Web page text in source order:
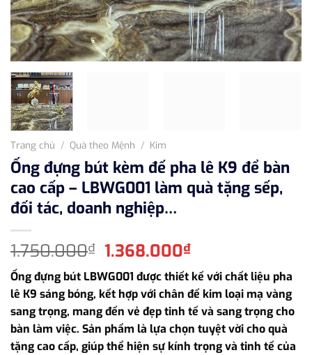
Trang chủ / Quà theo Mệnh / Kim
Ống đựng bút kèm đế pha lê K9 để bàn
cao cấp – LBWG001 làm quà tặng sếp,
đối tác, doanh nghiệp…
1.750.000₫ Giá
gốc
là:
1.750.000₫.
1.368.000₫Giá
hiện
tại
là:
1.368.000₫.
Ống đựng bút LBWG001 được thiết kế với chất liệu pha
lê K9 sáng bóng, kết hợp với chân đế kim loại mạ vàng
sang trọng, mang đến vẻ đẹp tinh tế và sang trọng cho
bàn làm việc. Sản phẩm là lựa chọn tuyệt vời cho quà
tặng cao cấp, giúp thể hiện sự kính trọng và tinh tế của